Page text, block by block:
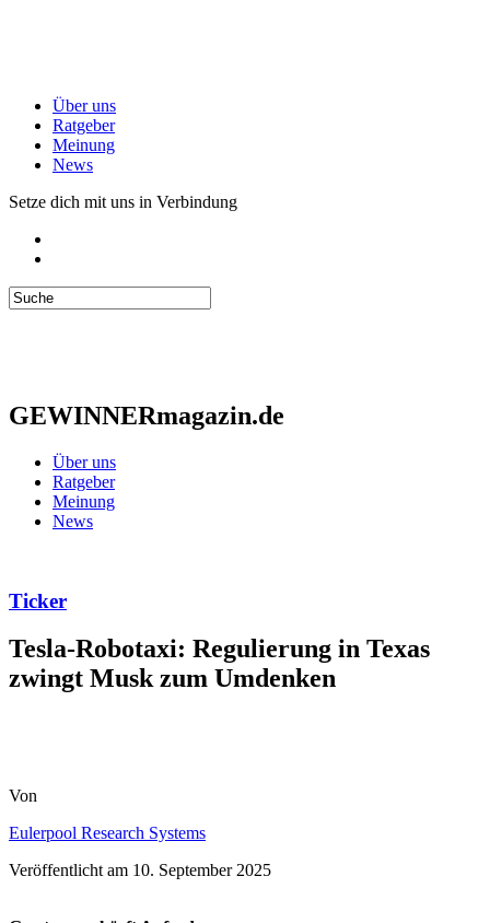
Über uns
Ratgeber
Meinung
News
Setze dich mit uns in Verbindung
GEWINNERmagazin.de
Über uns
Ratgeber
Meinung
News
Ticker
Tesla-Robotaxi: Regulierung in Texas
zwingt Musk zum Umdenken
Von
Eulerpool Research Systems
Veröffentlicht am 10. September 2025